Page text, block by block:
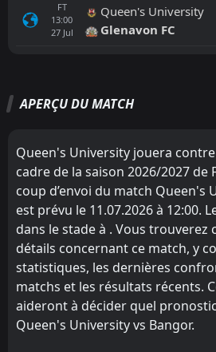
FT
13:00
27 Jul
Queen's University
Glenavon FC
01 Aug
FT
18:45
31Jul
Ballinamallard
Bangor
FT
18:30
28Jul
Newry City AFC
Bangor
FT
14:00
25Jul
Dundela
Bangor
FT
Oxford Sunnyside
APERÇU DU MATCH
Queen's University jouera
cadre de la saison 2026/2027 de
coup d’envoi du match Queen's
est prévu le 11.07.2026 à 12:00.
dans le stade à . Vous trouverez
détails concernant ce match, y
statistiques, les dernières
matchs et les résultats récents.
aideront à décider quel
Queen's University vs Bangor.